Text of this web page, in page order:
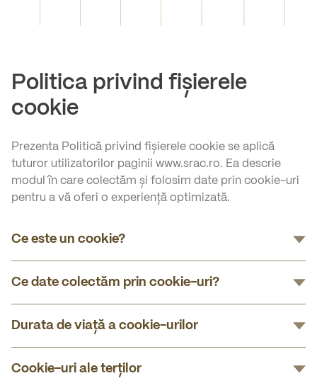
Politica privind fișierele
cookie
Prezenta Politică privind fișierele cookie se aplică
tuturor utilizatorilor paginii www.srac.ro. Ea descrie
modul în care colectăm și folosim date prin cookie-uri
pentru a vă oferi o experiență optimizată.
Ce este un cookie?
Ce date colectăm prin cookie-uri?
Durata de viață a cookie-urilor
Cookie-uri ale terților